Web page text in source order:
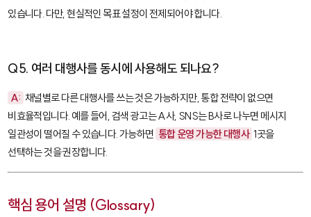
있습니다. 다만, 현실적인 목표 설정이 전제되어야 합니다.
Q5. 여러 대행사를 동시에 사용해도 되나요?
A: 채널별로 다른 대행사를 쓰는 것은 가능하지만, 통합 전략이 없으면
비효율적입니다. 예를 들어, 검색 광고는 A사, SNS는 B사로 나누면 메시지
일관성이 떨어질 수 있습니다. 가능하면 통합 운영 가능한 대행사 1곳을
선택하는 것을 권장합니다.
핵심 용어 설명 (Glossary)